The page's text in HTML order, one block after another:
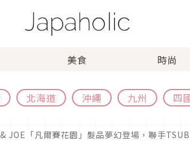
美食 時尚
北海道 沖繩 九州 四
JOE「凡爾賽花園」髮品夢幻登場，聯手